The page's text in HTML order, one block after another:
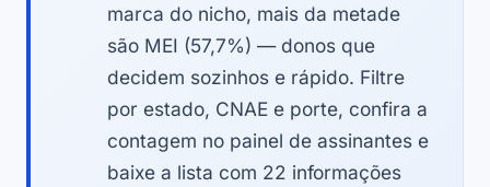
marca do nicho, mais da metade
são MEI (57,7%) — donos que
decidem sozinhos e rápido. Filtre
por estado, CNAE e porte, confira a
contagem no painel de assinantes e
baixe a lista com 22 informações